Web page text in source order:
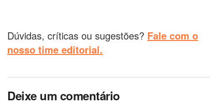
Dúvidas, críticas ou sugestões? Fale com o
nosso time editorial.
Deixe um comentário